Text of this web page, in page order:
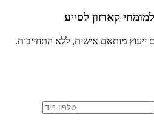
קארזון לסייע
ייעוץ מותאם אישית, ללא התחייבות.